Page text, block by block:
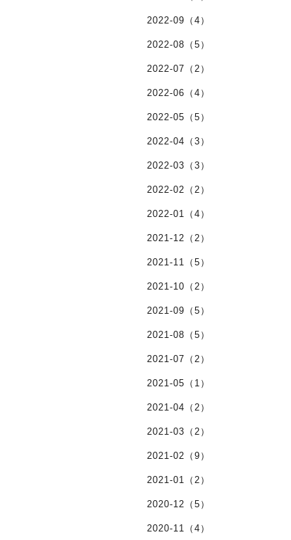
2022-09（4）
2022-08（5）
2022-07（2）
2022-06（4）
2022-05（5）
2022-04（3）
2022-03（3）
2022-02（2）
2022-01（4）
2021-12（2）
2021-11（5）
2021-10（2）
2021-09（5）
2021-08（5）
2021-07（2）
2021-05（1）
2021-04（2）
2021-03（2）
2021-02（9）
2021-01（2）
2020-12（5）
2020-11（4）